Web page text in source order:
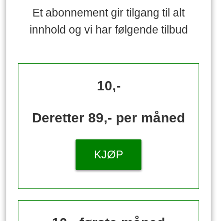
Et abonnement gir tilgang til alt
innhold og vi har følgende tilbud
10,-
Deretter 89,- per måned
KJØP